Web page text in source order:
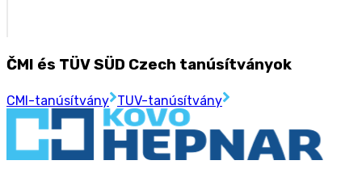
ČMI és TÜV SÜD Czech tanúsítványok
CMI-tanúsítvány TUV-tanúsítvány